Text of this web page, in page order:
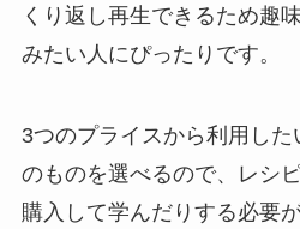
くり返し再生できるため趣
みたい人にぴったりです。
3つのプライスから利用し
のものを選べるので、レシ
購入して学んだりする必要